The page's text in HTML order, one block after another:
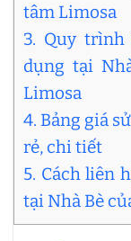
tâm Limosa
3. Quy
dụng tại
Limosa
4. Bảng giá
rẻ, chi tiết
5. Cách liên
tại Nhà Bè